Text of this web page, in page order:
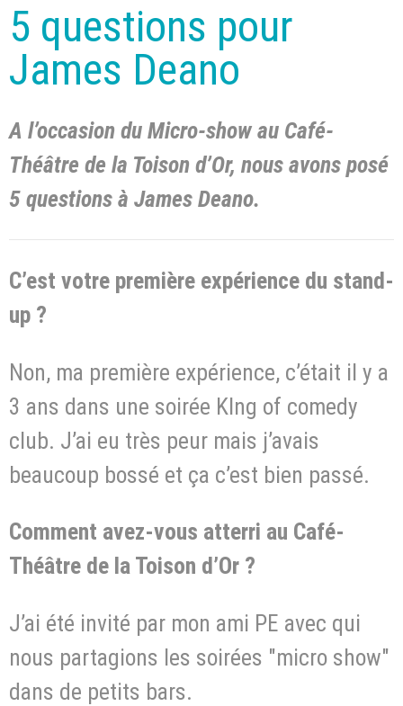
5 questions pour
James Deano
A l’occasion du Micro-show au Café-
Théâtre de la Toison d’Or, nous avons posé
5 questions à James Deano.
C’est votre première expérience du stand-
up ?
Non, ma première expérience, c’était il y a
3 ans dans une soirée KIng of comedy
club. J’ai eu très peur mais j’avais
beaucoup bossé et ça c’est bien passé.
Comment avez-vous atterri au Café-
Théâtre de la Toison d’Or ?
J’ai été invité par mon ami PE avec qui
nous partagions les soirées "micro show"
dans de petits bars.